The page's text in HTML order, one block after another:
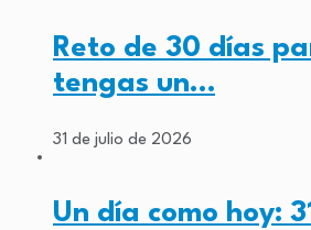
Reto de 30 días
tengas un…
31 de julio de 2026
Un día como hoy: